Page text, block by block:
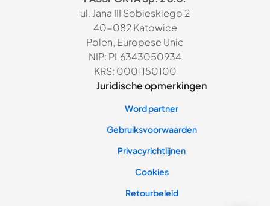
ul. Jana III Sobieskiego 2
40-082 Katowice
Polen, Europese Unie
NIP: PL6343050934
KRS: 0001150100
Juridische opmerkingen
Word partner
Gebruiksvoorwaarden
Privacyrichtlijnen
Cookies
Retourbeleid